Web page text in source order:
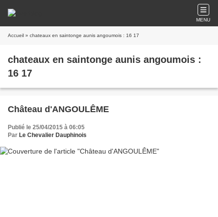
MENU
Accueil » chateaux en saintonge aunis angoumois : 16 17
chateaux en saintonge aunis angoumois :
16 17
Château d'ANGOULÊME
Publié le 25/04/2015 à 06:05
Par Le Chevalier Dauphinois